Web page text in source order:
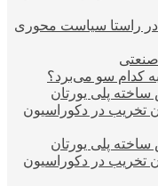
در راستا سیاست محوری
به کدام سو می‌برد؟
ساخته پلی یورتان
تخریب در دکوراسیون
ساخته پلی یورتان
تخریب در دکوراسیون